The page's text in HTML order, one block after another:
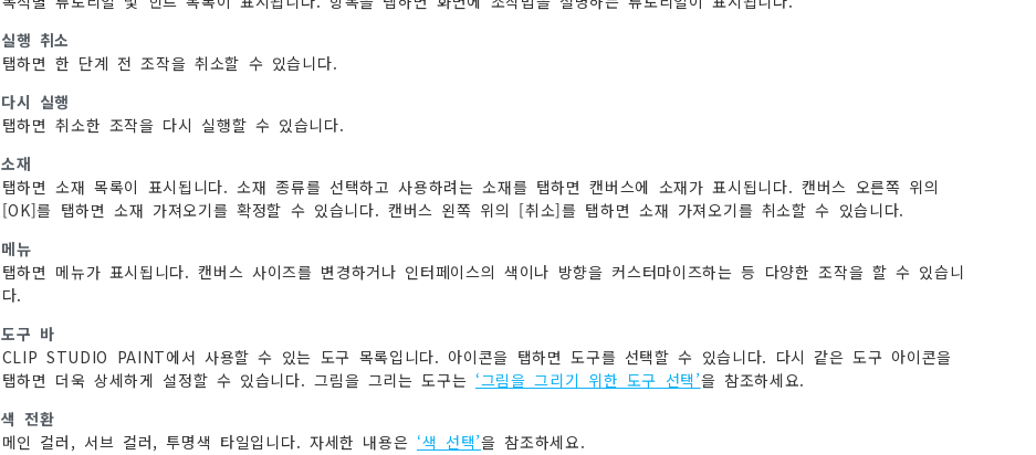
실행 취소
탭하면 한 단계 전 조작을 취소할 수 있습니다.
다시 실행
탭하면 취소한 조작을 다시 실행할 수 있습니다.
소재
탭하면 소재 목록이 표시됩니다. 소재 종류를 선택하고 사용하려는 소재를 탭하면 캔버스에 소재가 표시됩니다. 캔버스 오른쪽 위의
[OK]를 탭하면 소재 가져오기를 확정할 수 있습니다. 캔버스 왼쪽 위의 [취소]를 탭하면 소재 가져오기를 취소할 수 있습니다.
메뉴
탭하면 메뉴가 표시됩니다. 캔버스 사이즈를 변경하거나 인터페이스의 색이나 방향을 커스터마이즈하는 등 다양한 조작을 할 수 있습니
다.
도구 바
CLIP STUDIO PAINT에서 사용할 수 있는 도구 목록입니다. 아이콘을 탭하면 도구를 선택할 수 있습니다. 다시 같은 도구 아이콘을
탭하면 더욱 상세하게 설정할 수 있습니다. 그림을 그리는 도구는 ‘그림을 그리기 위한 도구 선택’을 참조하세요.
색 전환
메인 컬러, 서브 컬러, 투명색 타일입니다. 자세한 내용은 ‘색 선택’을 참조하세요.